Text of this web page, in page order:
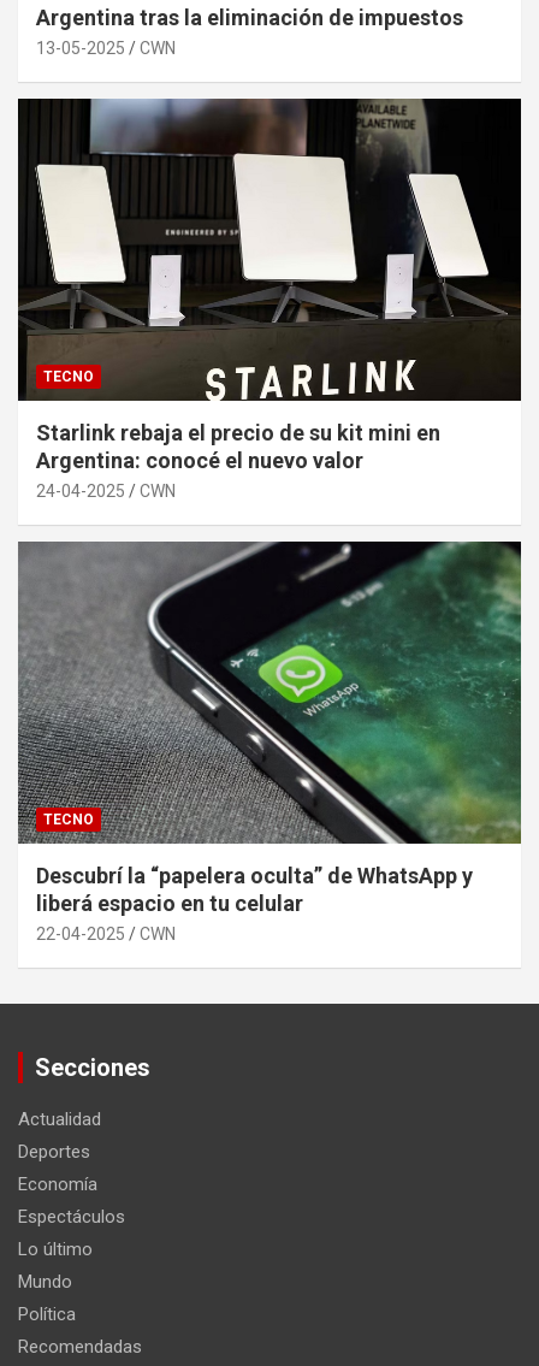
Argentina tras la eliminación de impuestos
13-05-2025 CWN
TECNO
Starlink rebaja el precio de su kit mini en
Argentina: conocé el nuevo valor
24-04-2025 CWN
TECNO
Descubrí la “papelera oculta” de WhatsApp y
liberá espacio en tu celular
22-04-2025 CWN
Secciones
Actualidad
Deportes
Economía
Espectáculos
Lo último
Mundo
Política
Recomendadas